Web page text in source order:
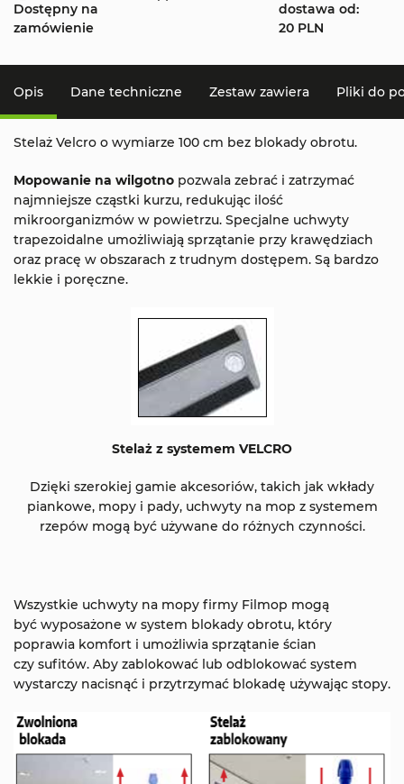
Dostępny na
zamówienie
dostawa od:
20 PLN
Opis Dane techniczne Zestaw zawiera Pliki do
Stelaż Velcro o wymiarze 100 cm bez blokady obrotu.
Mopowanie na wilgotno pozwala zebrać i zatrzymać
najmniejsze cząstki kurzu, redukując ilość
mikroorganizmów w powietrzu. Specjalne uchwyty
trapezoidalne umożliwiają sprzątanie przy krawędziach
oraz pracę w obszarach z trudnym dostępem. Są bardzo
lekkie i poręczne.
Stelaż z systemem VELCRO
Dzięki szerokiej gamie akcesoriów, takich jak wkłady
piankowe, mopy i pady, uchwyty na mop z systemem
rzepów mogą być używane do różnych czynności.
Wszystkie uchwyty na mopy firmy Filmop mogą
być wyposażone w system blokady obrotu, który
poprawia komfort i umożliwia sprzątanie ścian
czy sufitów. Aby zablokować lub odblokować system
wystarczy nacisnąć i przytrzymać blokadę używając stopy.